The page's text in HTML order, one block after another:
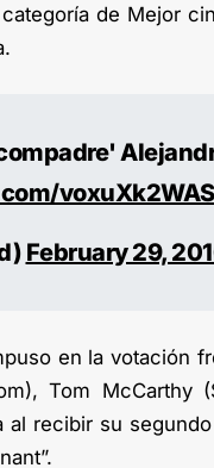
de Mejor
voxuXk2WAS
February 29,
en la votación
Tom McCarthy
al recibir su